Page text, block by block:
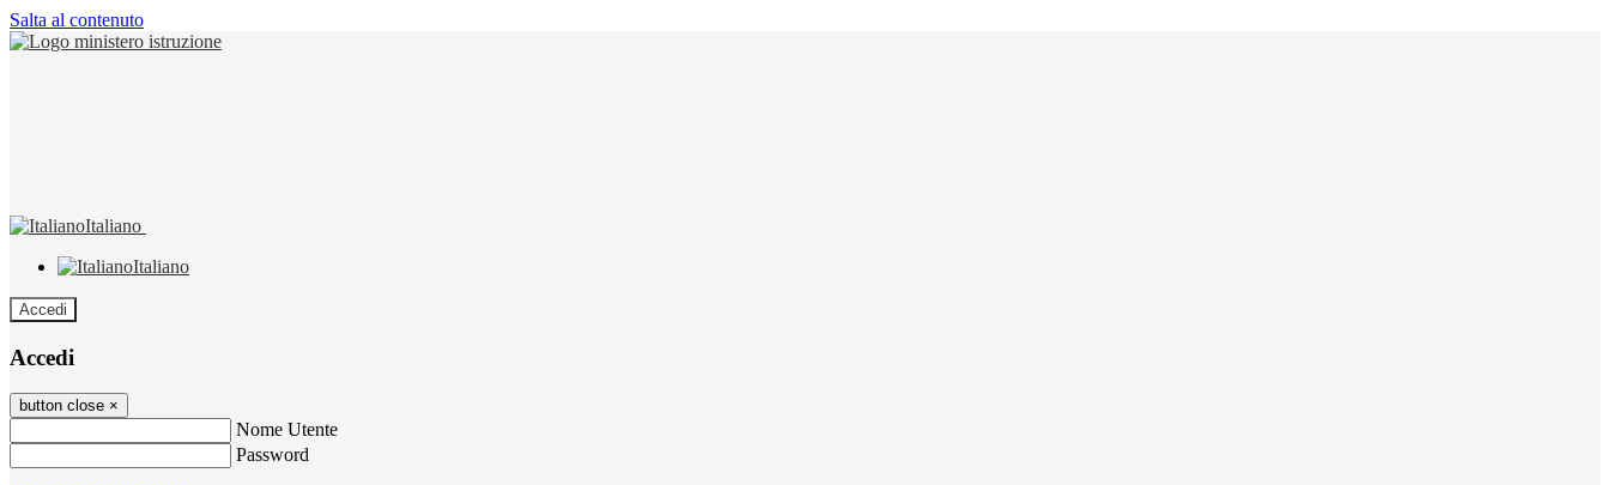
Salta al contenuto
Italiano
Italiano
Accedi
Accedi
button close ×
Nome Utente
Password